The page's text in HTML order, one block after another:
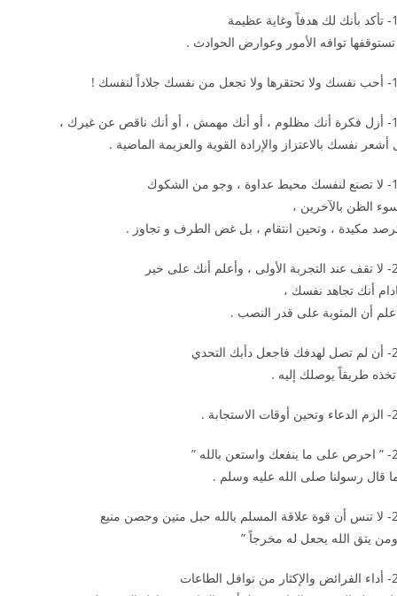
عظيمة
تستوقفها توافه الأمور وعوارض الحوادث .
لنفسك !
عن غيرك ،
أشعر نفسك بالاعتزاز والإرادة القوية والعزيمة الماضية .
الشكوك
الظن بالآخرين ،
مكيدة ، وتحين انتقام ، بل غض الطرف و تجاوز .
على خير
أنك تجاهد نفسك ،
أن المثوبة على قدر النصب .
التحدي
طريقاً يوصلك إليه .
.
بالله ”
قال رسولنا صلى الله عليه وسلم .
وحصن منيع
يتق الله يحعل له مخرجاً ”
الطاعات